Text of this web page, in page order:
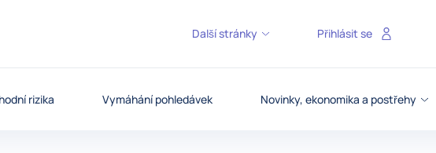
rizika Vymáhání pohledávek Novinky, ekonomika a postřehy
Další stránky Přihlásit se